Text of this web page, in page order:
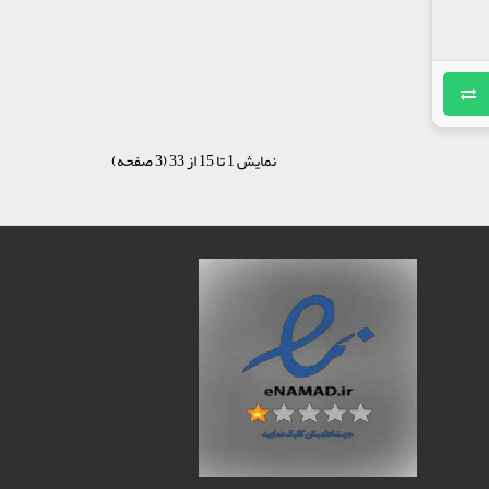
نمایش 1 تا 15 از 33 (3 صفحه)